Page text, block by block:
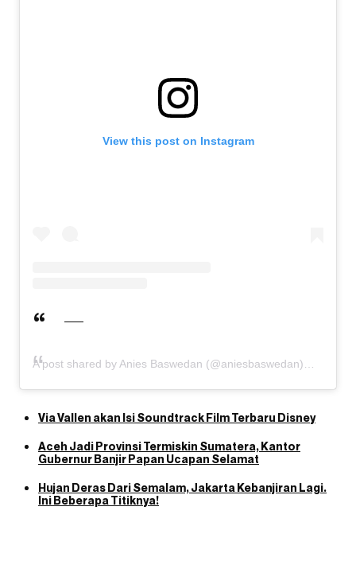
View this post on Instagram
A post shared by Anies Baswedan (@aniesbaswedan)
Via Vallen akan Isi Soundtrack Film Terbaru Disney
Aceh Jadi Provinsi Termiskin Sumatera, Kantor
Gubernur Banjir Papan Ucapan Selamat
Hujan Deras Dari Semalam, Jakarta Kebanjiran Lagi.
Ini Beberapa Titiknya!